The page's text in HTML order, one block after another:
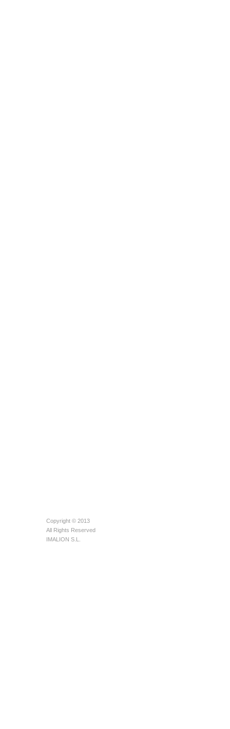
Copyright © 2013
All Rights Reserved
IMALION S.L.